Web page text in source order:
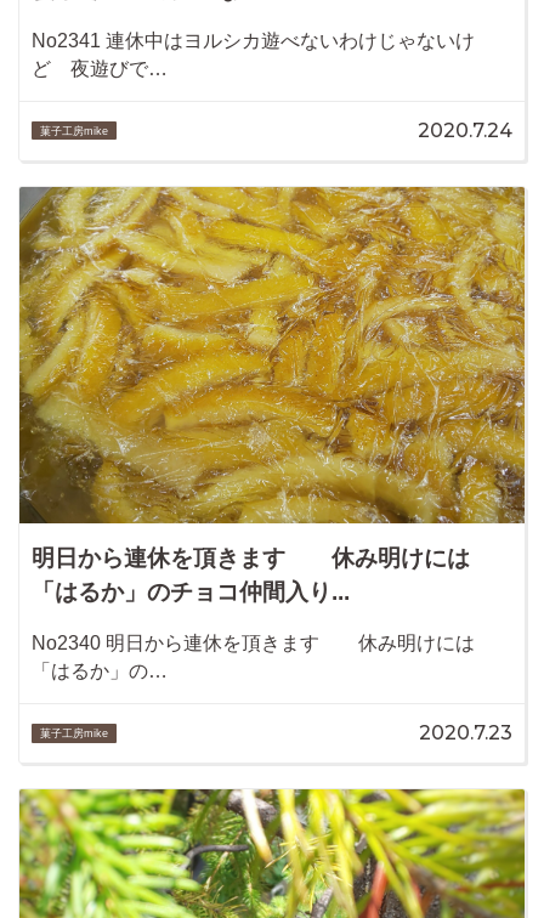
No2341 連休中はヨルシカ遊べないわけじゃないけ
ど 夜遊びで…
菓子工房mike 2020.7.24
明日から連休を頂きます 休み明けには
「はるか」のチョコ仲間入り...
No2340 明日から連休を頂きます 休み明けには
「はるか」の…
菓子工房mike 2020.7.23